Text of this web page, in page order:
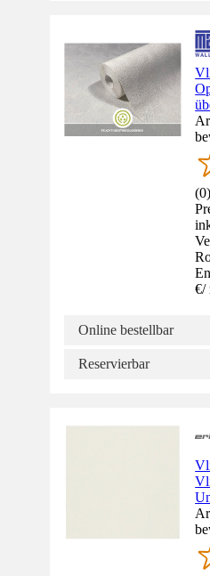
(0)
€/
Online bestellbar
Reservierbar